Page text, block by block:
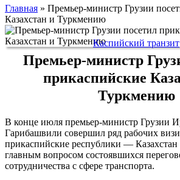
Главная » Премьер-министр Грузии
Казахстан и Туркмению
Каспийский транзит
Премьер-министр
прикаспийские
Туркмению
В конце июля премьер-министр Грузии
Гарибашвили совершил ряд рабочих
прикаспийские республики — Казахстан
главным вопросом состоявшихся
сотрудничества с сфере транспорта.